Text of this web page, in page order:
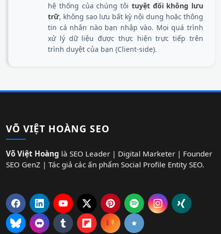
hệ thống của chúng tôi tuyệt đối không lưu
trữ, không sao lưu bất kỳ nội dung hoặc thông
tin cá nhân nào bạn nhập vào. Mọi quá trình
xử lý dữ liệu được thực hiện trực tiếp trên
trình duyệt của bạn (Client-side).
VÕ VIỆT HOÀNG SEO
Võ Việt Hoàng là SEO Leader | Digital Marketer | Founder
SEO GenZ | Tác giả các ấn phẩm Social Profile Entity SEO.